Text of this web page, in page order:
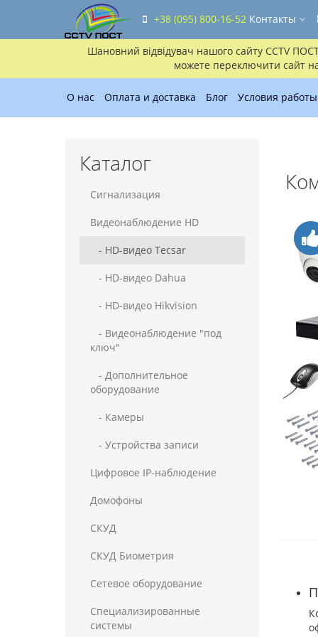
Шановний відвідувач нашого сайту CCTV
можете переключити сайт
+38 (095) 800-16-52 Контакты
О нас Оплата и доставка Блог Условия работы
Каталог
Сигнализация
Видеонаблюдение HD
- HD-видео Tecsar
- HD-видео Dahua
- HD-видео Hikvision
- Видеонаблюдение "под
ключ"
- Дополнительное
оборудование
- Камеры
- Устройства записи
Цифровое IP-наблюдение
Домофоны
СКУД
СКУД Биометрия
Сетевое оборудование
Специализированные
системы